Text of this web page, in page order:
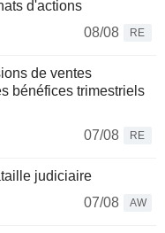
d'actions
08/08
RE
de ventes
bénéfices trimestriels
07/08
RE
judiciaire
07/08
AW